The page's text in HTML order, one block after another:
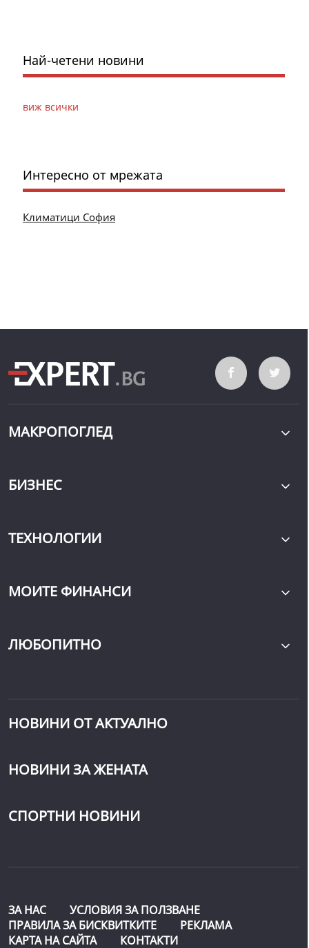
Най-четени новини
виж всички
Интересно от мрежата
Климатици София
МАКРОПОГЛЕД
БИЗНЕС
ТЕХНОЛОГИИ
МОИТЕ ФИНАНСИ
ЛЮБОПИТНО
НОВИНИ ОТ АКТУАЛНО
НОВИНИ ЗА ЖЕНАТА
СПОРТНИ НОВИНИ
ЗА НАС
УСЛОВИЯ ЗА ПОЛЗВАНЕ
ПРАВИЛА ЗА БИСКВИТКИТЕ
РЕКЛАМА
КАРТА НА САЙТА
КОНТАКТИ